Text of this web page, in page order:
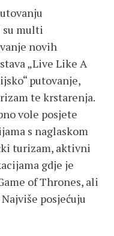
su multi
novih
„Live Like A
putovanje,
te krstarenja.
vole posjete
s naglaskom
turizam, aktivni
gdje je
of Thrones, ali
posjećuju